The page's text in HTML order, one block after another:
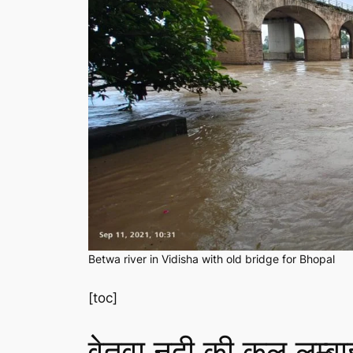
Betwa river in Vidisha with old bridge for Bhopal
[toc]